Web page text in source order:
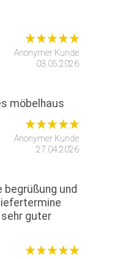
Anonymer Kunde
03.05.2026
möbelhaus
Anonymer Kunde
27.04.2026
und
guter